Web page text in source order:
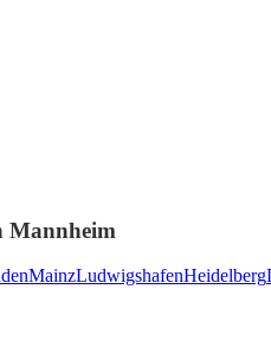
Mannheim
MainzLudwigshafenHeidelberg